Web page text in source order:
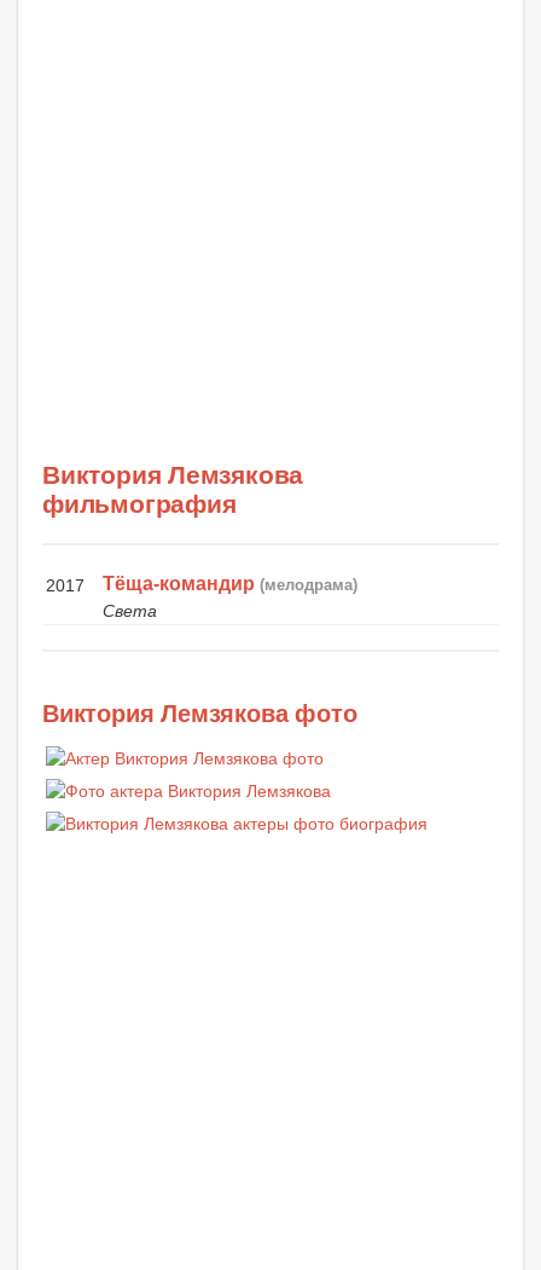
Виктория Лемзякова
фильмография
2017 Тёща-командир (мелодрама)
Света
Виктория Лемзякова фото